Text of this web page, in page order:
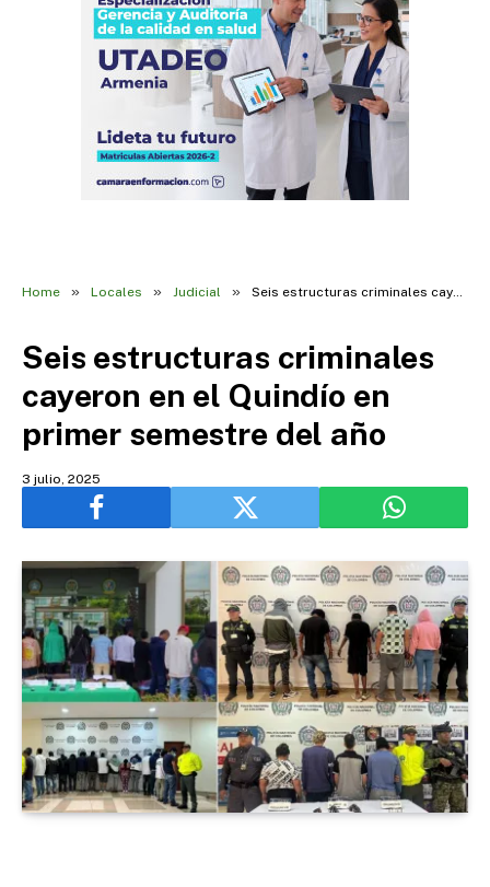
Home » Locales » Judicial » Seis estructuras criminales cayeron en el Quindío en primer semestre del año
Seis estructuras criminales
cayeron en el Quindío en
primer semestre del año
3 julio, 2025